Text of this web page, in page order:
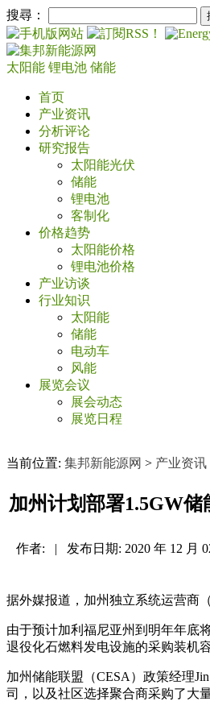
搜尋：
太阳能 锂电池 储能
首页
产业资讯
分析评论
研究报告
太阳能光伏
储能
锂电池
客制化
价格趋势
太阳能价格
锂电池价格
产业访谈
行业知识
太阳能
储能
电动车
风能
展览会议
展会动态
展览日程
当前位置: 集邦新能源网 > 产业资讯
加州计划部署1.5GW
作者: | 发布日期: 2020 年 12 月
据外媒报道，加州独立系统运营商
由于预计加利福尼亚州到明年年底
退役化石燃料发电设施的采购装机
加州储能联盟（CESA）政策经理
司，以及社区选择聚合商采购了大